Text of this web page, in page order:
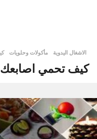
الاشغال اليدوية ,
مأكولات وحلويات
كيف تحمي اصابعك